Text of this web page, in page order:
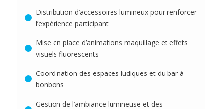
Distribution d’accessoires lumineux pour renforcer
l’expérience participant
Mise en place d’animations maquillage et effets
visuels fluorescents
Coordination des espaces ludiques et du bar à
bonbons
Gestion de l’ambiance lumineuse et des